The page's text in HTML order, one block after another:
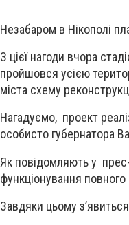
Незабаром в Нікополі
З цієї нагоди вчора
пройшовся усією
міста схему
Нагадуємо, проект
особисто губернатора
Як повідомляють у
функціонування
Завдяки цьому